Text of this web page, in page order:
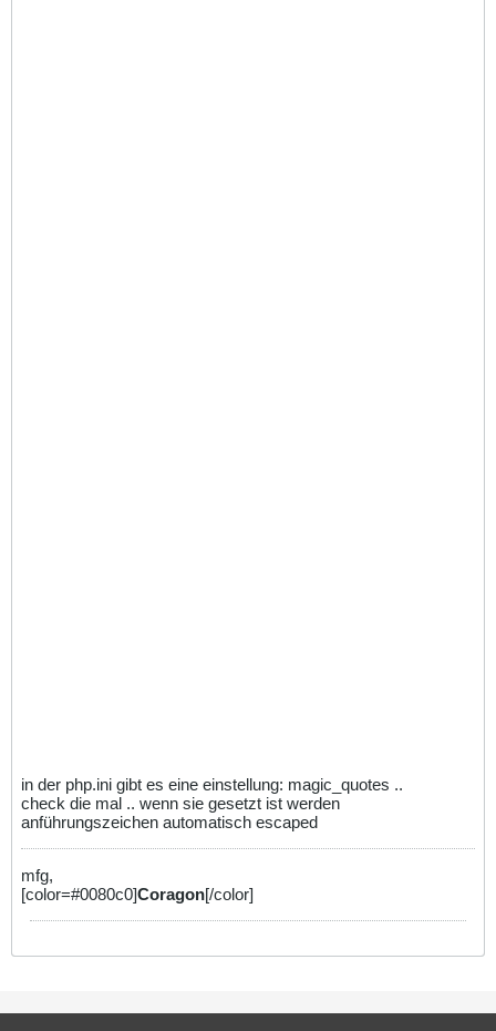
in der php.ini gibt es eine einstellung: magic_quotes ..
check die mal .. wenn sie gesetzt ist werden
anführungszeichen automatisch escaped
mfg,
[color=#0080c0]Coragon[/color]